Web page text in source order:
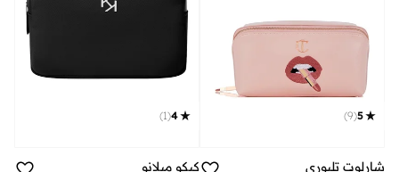
5
(
9
)
شارلوت تلبوري
4
(
1
)
كيكو ميلانو